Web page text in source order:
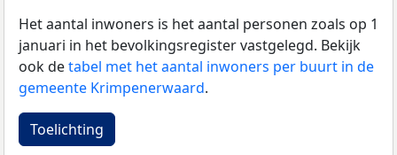
Het aantal inwoners is het aantal personen zoals op 1
januari in het bevolkingsregister vastgelegd. Bekijk
ook detabel met het aantal inwoners per buurt in de
gemeente Krimpenerwaard.
Toelichting